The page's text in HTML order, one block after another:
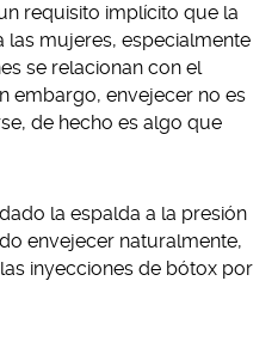
requisito implícito que la
las mujeres, especialmente
se relacionan con el
embargo, envejecer no es
de hecho es algo que
la espalda a la presión
envejecer naturalmente,
inyecciones de bótox por